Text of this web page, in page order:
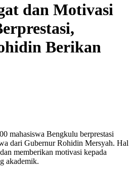
dan Motivasi
Berikan
mahasiswa Bengkulu berprestasi
dari Gubernur Rohidin Mersyah. Hal
memberikan motivasi kepada
akademik.